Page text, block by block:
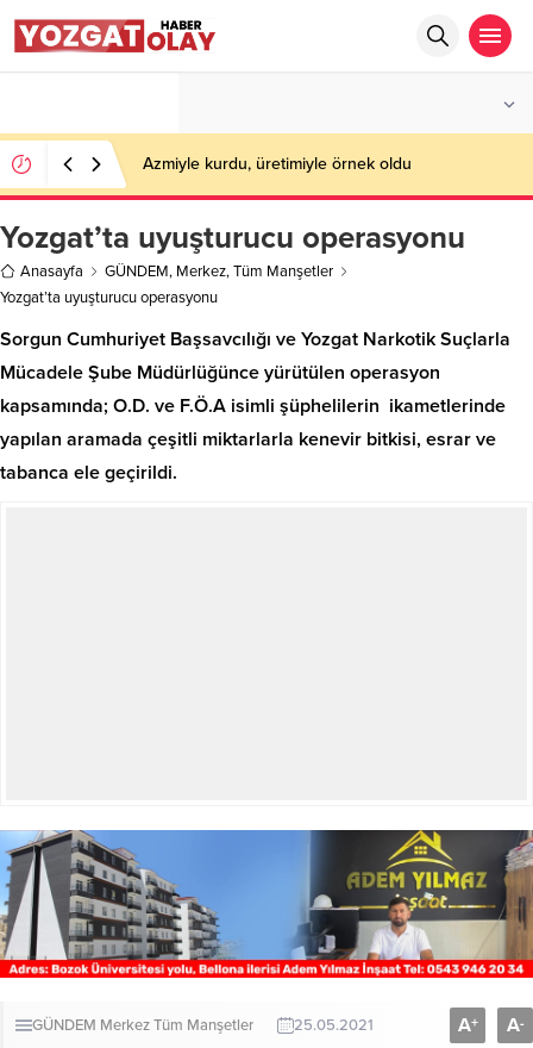
Azmiyle kurdu, üretimiyle örnek oldu
Yozgat’ta uyuşturucu operasyonu
Anasayfa GÜNDEM, Merkez,Tüm Manşetler
Yozgat’ta uyuşturucu operasyonu
Sorgun Cumhuriyet Başsavcılığı ve Yozgat Narkotik Suçlarla
Mücadele Şube Müdürlüğünce yürütülen operasyon
kapsamında; O.D. ve F.Ö.A isimli şüphelilerin ikametlerinde
yapılan aramada çeşitli miktarlarla kenevir bitkisi, esrar ve
tabanca ele geçirildi.
GÜNDEM MerkezTüm Manşetler 25.05.2021 A+ A-